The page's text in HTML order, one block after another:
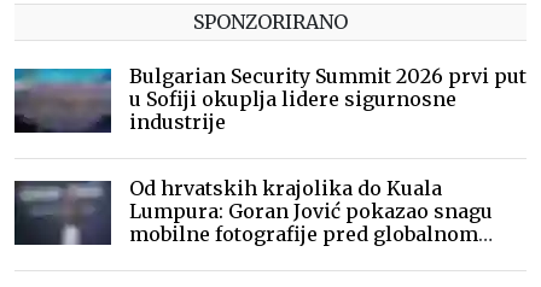
SPONZORIRANO
Bulgarian Security Summit 2026 prvi put
u Sofiji okuplja lidere sigurnosne
industrije
Od hrvatskih krajolika do Kuala
Lumpura: Goran Jović pokazao snagu
mobilne fotografije pred globalnom